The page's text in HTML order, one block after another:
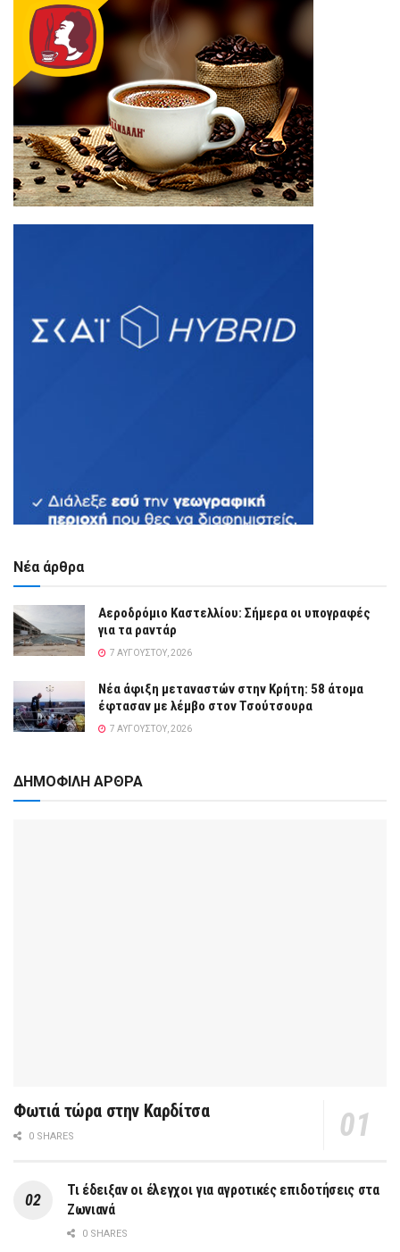
Νέα άρθρα
Αεροδρόμιο Καστελλίου: Σήμερα οι υπογραφές
για τα ραντάρ
7 ΑΥΓΟΎΣΤΟΥ, 2026
Νέα άφιξη μεταναστών στην Κρήτη: 58 άτομα
έφτασαν με λέμβο στον Τσούτσουρα
7 ΑΥΓΟΎΣΤΟΥ, 2026
ΔΗΜΟΦΙΛΗ ΑΡΘΡΑ
Φωτιά τώρα στην Καρδίτσα
0 SHARES
Τι έδειξαν οι έλεγχοι για αγροτικές επιδοτήσεις στα
Ζωνιανά
0 SHARES